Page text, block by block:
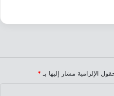
الإلزامية مشار إليها بـ *